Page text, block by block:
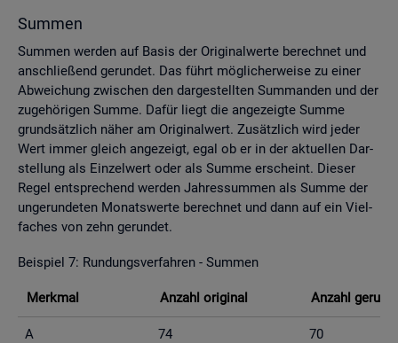
Sum­men
Sum­men wer­den auf Basis der Ori­gi­nal­wer­te be­rech­net und
an­schlie­ßend ge­run­det. Das führt mög­li­cher­wei­se zu einer
Ab­wei­chung zwi­schen den dar­ge­stell­ten Sum­man­den und der
zu­ge­hö­ri­gen Summe. Dafür liegt die an­ge­zeig­te Summe
grund­sätz­lich näher am Ori­gi­nal­wert. Zu­sätz­lich wird jeder
Wert immer gleich an­ge­zeigt, egal ob er in der ak­tu­el­len Dar­
stel­lung als Ein­zel­wert oder als Summe er­scheint. Die­ser
Regel ent­spre­chend wer­den Jah­res­sum­men als Summe der
un­ge­run­de­ten Mo­nats­wer­te be­rech­net und dann auf ein Viel­
fa­ches von zehn ge­run­det.
Bei­spiel 7: Run­dungs­ver­fah­ren - Sum­men
Merk­mal An­zahl ori­gi­nal An­zahl
A 74 70